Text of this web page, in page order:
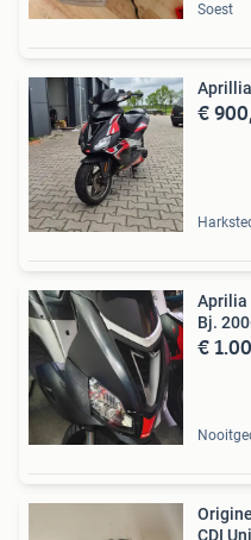
Soest
€
Aprilia
Bj.
€
CDI